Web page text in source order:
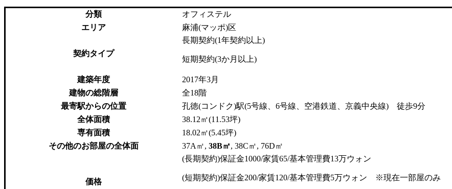
分類
オフィステル
エリア
麻浦(マッポ)区
契約タイプ
長期契約(1年契約以上)
短期契約(3か月以上)
建築年度
2017年3月
建物の総階層
全18階
最寄駅からの位置
孔徳(コンドク)駅(5号線、6号線、空港鉄道、京義中央線) 徒歩9分
全体面積
38.12㎡(11.53坪)
専有面積
18.02㎡(5.45坪)
その他のお部屋の全体面
37A㎡, 38B㎡, 38C㎡, 76D㎡
価格
(長期契約)保証金1000/家賃65/基本管理費13万ウォン
(短期契約)保証金200/家賃120/基本管理費5万ウォン ※現在一部屋のみ